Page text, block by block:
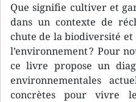
Que signifie cultiver et
dans un contexte de
chute de la biodiversité
l’environnement ? Pour
ce livre propose un
environnementales
concrètes pour vivre